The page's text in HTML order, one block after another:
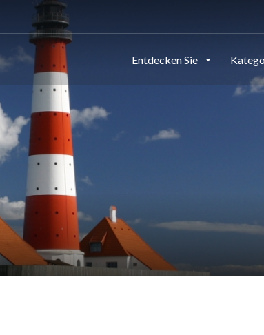
Entdecken Sie